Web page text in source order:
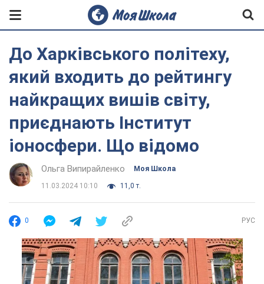
До Харківського політеху,
який входить до рейтингу
найкращих вишів світу,
приєднають Інститут
іоносфери. Що відомо
Ольга Випирайленко Моя Школа
11.03.2024 10:10 11,0 т.
0 РУС